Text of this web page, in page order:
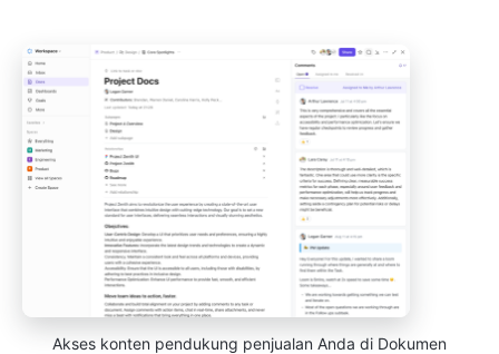
Akses konten pendukung penjualan Anda di Dokumen